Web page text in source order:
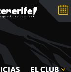
EL CLUB